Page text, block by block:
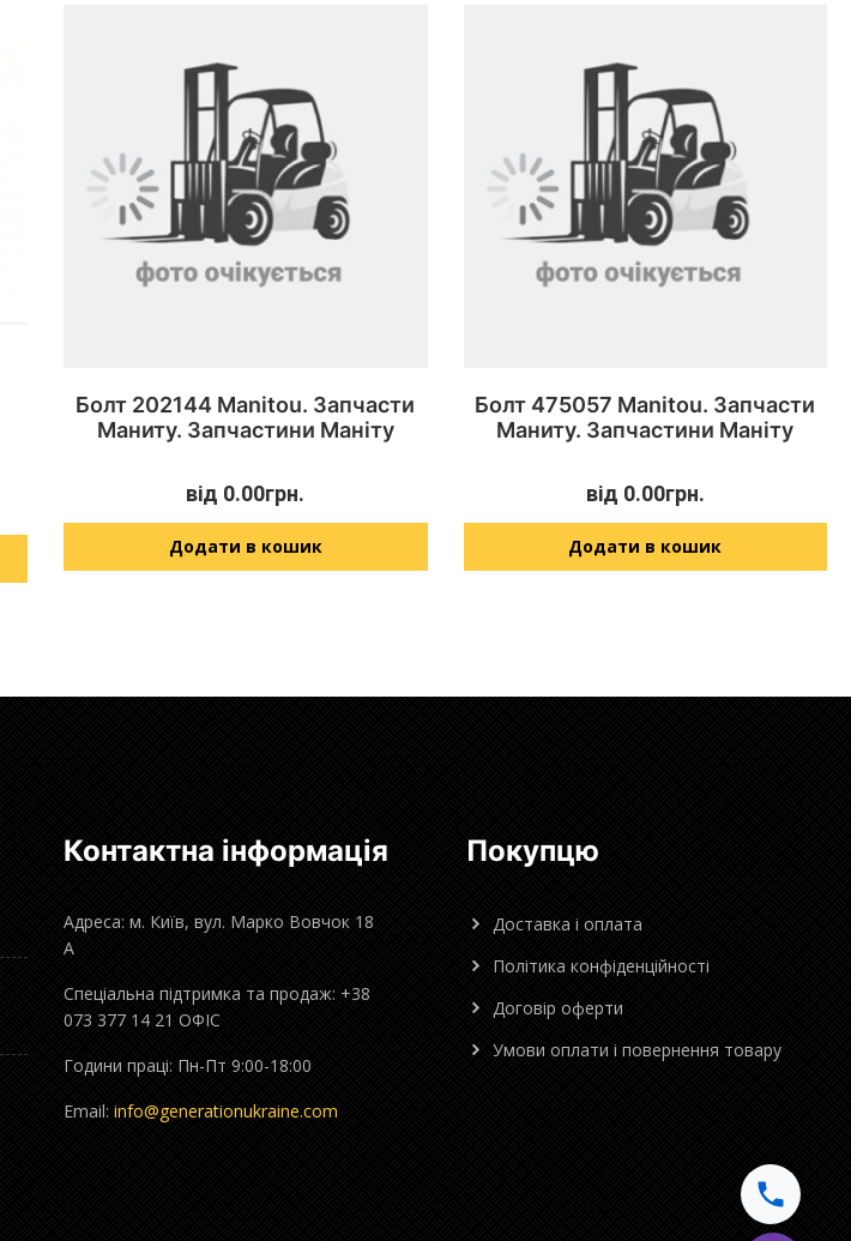
Болт 202144 Manitou. Запчасти
Маниту. Запчастини Маніту
від 0.00грн.
Додати в кошик
Болт 475057 Manitou. Запчасти
Маниту. Запчастини Маніту
від 0.00грн.
Додати в кошик
Контактна інформація
Адреса: м. Київ, вул. Марко Вовчок 18
А
Спеціальна підтримка та продаж: +38
073 377 14 21 ОФІС
Години праці: Пн-Пт 9:00-18:00
Email: info@generationukraine.com
Покупцю
Доставка і оплата
Політика конфіденційності
Договір оферти
Умови оплати і повернення товару